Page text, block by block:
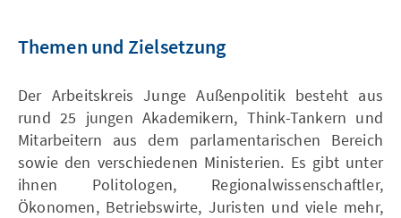
Themen und Zielsetzung
Der Arbeitskreis Junge Außenpolitik besteht aus
rund 25 jungen Akademikern, Think-Tankern und
Mitarbeitern aus dem parlamentarischen Bereich
sowie den verschiedenen Ministerien. Es gibt unter
ihnen Politologen, Regionalwissenschaftler,
Ökonomen, Betriebswirte, Juristen und viele mehr,